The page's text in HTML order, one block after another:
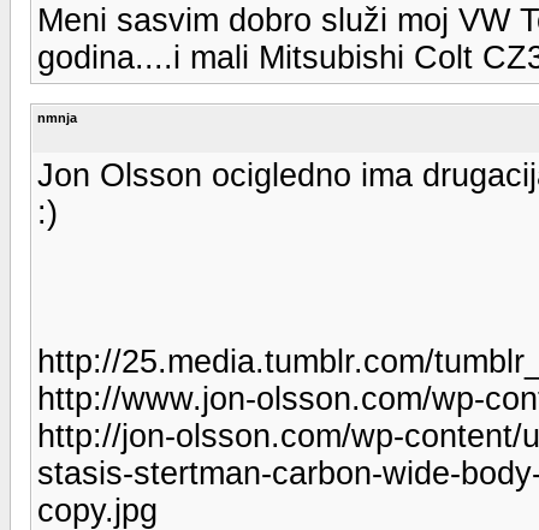
Meni sasvim dobro služi moj VW
godina....i mali Mitsubishi Colt
nmnja
Jon Olsson ocigledno ima
:)
http://25.media.tumblr.com/
http://www.jon-olsson.com/wp-
http://jon-olsson.com/wp-
stasis-stertman-carbon-wide-
copy.jpg